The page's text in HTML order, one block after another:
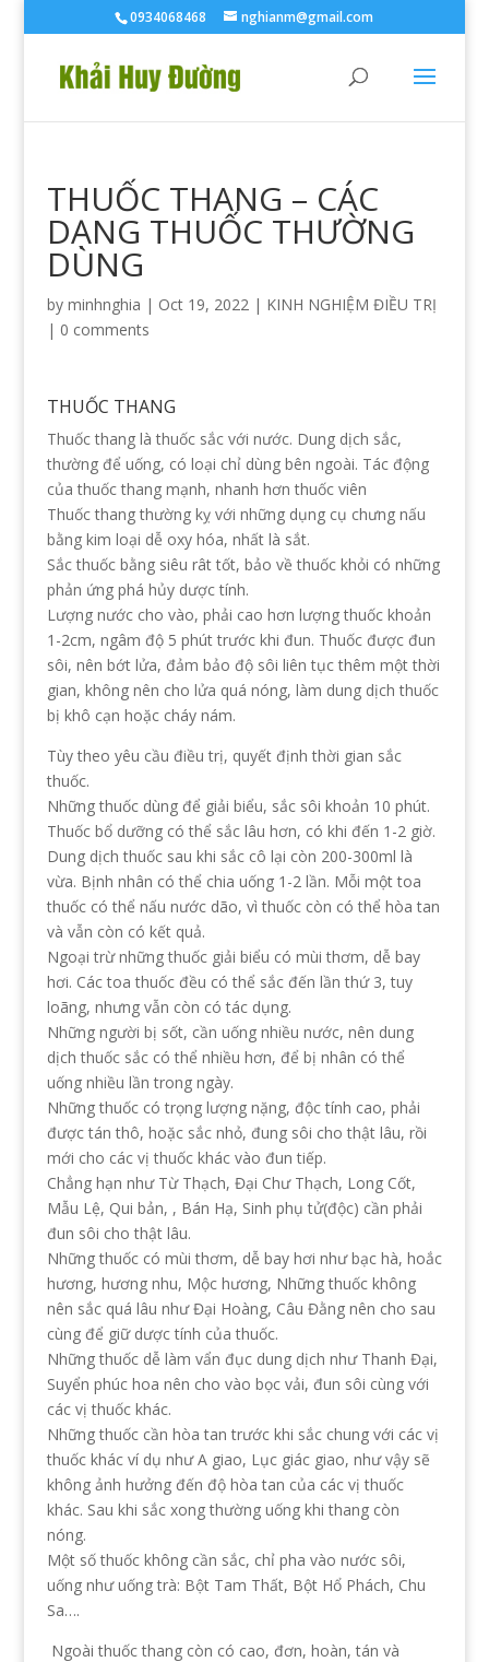
0934068468 nghianm@gmail.com
THUỐC THANG – CÁC
DẠNG THUỐC THƯỜNG
DÙNG
by minhnghia | Oct 19, 2022| KINH NGHIỆM ĐIỀU TRỊ
| 0 comments
THUỐC THANG
Thuốc thang là thuốc sắc với nước. Dung dịch sắc,
thường để uống, có loại chỉ dùng bên ngoài. Tác động
của thuốc thang mạnh, nhanh hơn thuốc viên
Thuốc thang thường kỵ với những dụng cụ chưng nấu
bằng kim loại dễ oxy hóa, nhất là sắt.
Sắc thuốc bằng siêu rât tốt, bảo về thuốc khỏi có những
phản ứng phá hủy dược tính.
Lượng nước cho vào, phải cao hơn lượng thuốc khoản
1-2cm, ngâm độ 5 phút trước khi đun. Thuốc được đun
sôi, nên bớt lửa, đảm bảo độ sôi liên tục thêm một thời
gian, không nên cho lửa quá nóng, làm dung dịch thuốc
bị khô cạn hoặc cháy nám.
Tùy theo yêu cầu điều trị, quyết định thời gian sắc
thuốc.
Những thuốc dùng để giải biểu, sắc sôi khoản 10 phút.
Thuốc bổ dưỡng có thể sắc lâu hơn, có khi đến 1-2 giờ.
Dung dịch thuốc sau khi sắc cô lại còn 200-300ml là
vừa. Bịnh nhân có thể chia uống 1-2 lần. Mỗi một toa
thuốc có thể nấu nước dão, vì thuốc còn có thể hòa tan
và vẫn còn có kết quả.
Ngoại trừ những thuốc giải biểu có mùi thơm, dễ bay
hơi. Các toa thuốc đều có thể sắc đến lần thứ 3, tuy
loãng, nhưng vẫn còn có tác dụng.
Những người bị sốt, cần uống nhiều nước, nên dung
dịch thuốc sắc có thể nhiều hơn, để bị nhân có thể
uống nhiều lần trong ngày.
Những thuốc có trọng lượng nặng, độc tính cao, phải
được tán thô, hoặc sắc nhỏ, đung sôi cho thật lâu, rồi
mới cho các vị thuốc khác vào đun tiếp.
Chẳng hạn như Từ Thạch, Đại Chư Thạch, Long Cốt,
Mẫu Lệ, Qui bản, , Bán Hạ, Sinh phụ tử(độc) cần phải
đun sôi cho thật lâu.
Những thuốc có mùi thơm, dễ bay hơi như bạc hà, hoắc
hương, hương nhu, Mộc hương, Những thuốc không
nên sắc quá lâu như Đại Hoàng, Câu Đằng nên cho sau
cùng để giữ dược tính của thuốc.
Những thuốc dễ làm vẩn đục dung dịch như Thanh Đại,
Suyển phúc hoa nên cho vào bọc vải, đun sôi cùng với
các vị thuốc khác.
Những thuốc cần hòa tan trước khi sắc chung với các vị
thuốc khác ví dụ như A giao, Lục giác giao, như vậy sẽ
không ảnh hưởng đến độ hòa tan của các vị thuốc
khác. Sau khi sắc xong thường uống khi thang còn
nóng.
Một số thuốc không cần sắc, chỉ pha vào nước sôi,
uống như uống trà: Bột Tam Thất, Bột Hổ Phách, Chu
Sa….
Ngoài thuốc thang còn có cao, đơn, hoàn, tán và